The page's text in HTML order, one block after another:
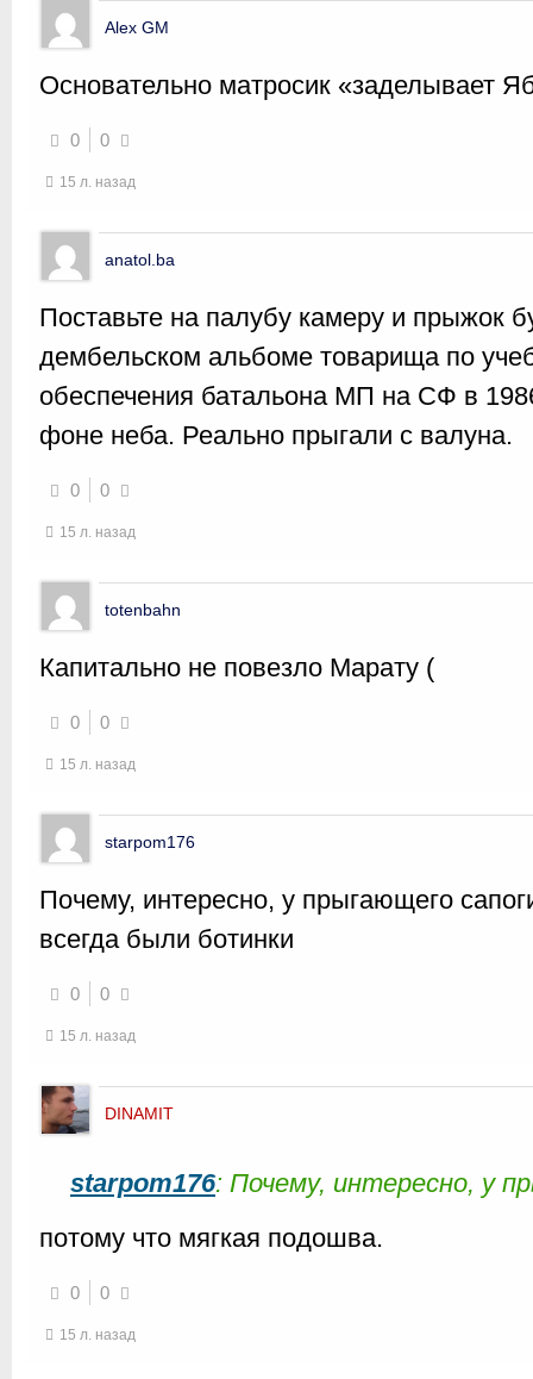
Alex GM
Основательно матросик «заделывает
0 0
15 л. назад
anatol.ba
Поставьте на палубу камеру и прыжок
дембельском альбоме товарища по
обеспечения батальона МП на СФ в
фоне неба. Реально прыгали с валуна.
0 0
15 л. назад
totenbahn
Капитально не повезло Марату (
0 0
15 л. назад
starpom176
Почему, интересно, у прыгающего
всегда были ботинки
0 0
15 л. назад
DINAMIT
starpom176: Почему, интересно, у
потому что мягкая подошва.
0 0
15 л. назад